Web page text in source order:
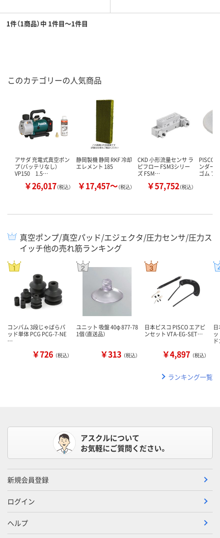
1件（1商品）中 1件目～1件目
このカテゴリーの人気商品
アサダ 充電式真空ポン
プ（バッテリなし）
VP150 1.5…
￥26,017（税込）
静岡製機 静岡 RKF 冷却
エレメント 185
￥17,457～（税込）
CKD 小形流量センサ ラ
ピフロー FSM3シリー
ズ FSM…
￥57,752（税込）
PISCO
ンダー
ゴム フ
真空ポンプ/真空パッド/エジェクタ/圧力センサ/圧力ス
イッチ他の売れ筋ランキング
コンバム 3段じゃばらパ
ッド単体 PCG PCG-7-NE
…
￥726 （税込）
ユニット 吸盤 40φ 877-78
1個（直送品）
￥313 （税込）
日本ピスコ PISCO エアピ
ンセット VTA-EG-SET…
￥4,897 （税込）
ランキング一覧
アスクルについて
お気軽にご質問ください。
新規会員登録
ログイン
ヘルプ